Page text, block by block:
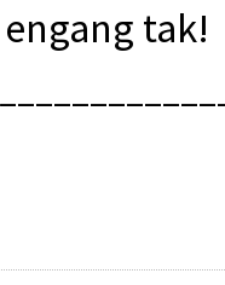
tak!